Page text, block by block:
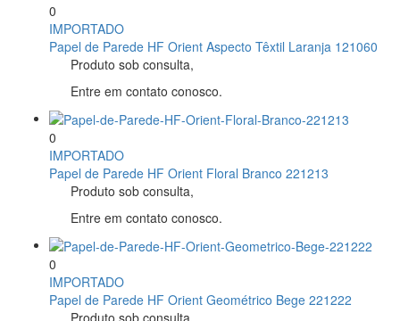
0
IMPORTADO
Papel de Parede HF Orient Aspecto Têxtil Laranja 121060
Produto sob consulta,
Entre em contato conosco.
0
IMPORTADO
Papel de Parede HF Orient Floral Branco 221213
Produto sob consulta,
Entre em contato conosco.
0
IMPORTADO
Papel de Parede HF Orient Geométrico Bege 221222